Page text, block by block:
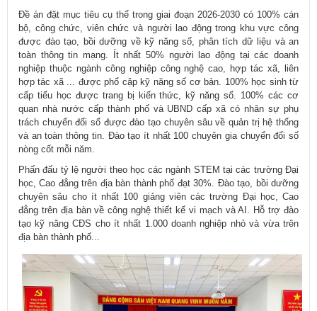
Đề án đặt mục tiêu cụ thể trong giai đoạn 2026-2030 có 100% cán
bộ, công chức, viên chức và người lao động trong khu vực công
được đào tạo, bồi dưỡng về kỹ năng số, phân tích dữ liệu và an
toàn thông tin mạng. Ít nhất 50% người lao động tại các doanh
nghiệp thuộc ngành công nghiệp công nghệ cao, hợp tác xã, liên
hợp tác xã ... được phổ cập kỹ năng số cơ bản. 100% học sinh từ
cấp tiểu học được trang bị kiến thức, kỹ năng số. 100% các cơ
quan nhà nước cấp thành phố và UBND cấp xã có nhân sự phụ
trách chuyển đổi số được đào tạo chuyên sâu về quản trị hệ thống
và an toàn thông tin. Đào tạo ít nhất 100 chuyên gia chuyển đổi số
nòng cốt mỗi năm.
Phấn đấu tỷ lệ người theo học các ngành STEM tại các trường Đại
học, Cao đẳng trên địa bàn thành phố đạt 30%. Đào tạo, bồi dưỡng
chuyên sâu cho ít nhất 100 giảng viên các trường Đại học, Cao
đẳng trên địa bàn về công nghệ thiết kế vi mạch và AI. Hỗ trợ đào
tạo kỹ năng CĐS cho ít nhất 1.000 doanh nghiệp nhỏ và vừa trên
địa bàn thành phố...